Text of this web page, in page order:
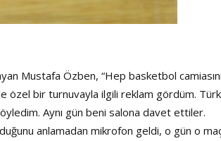
Mustafa Özben, “Hep basketbol
özel bir turnuvayla ilgili reklam gördüm.
Aynı gün beni salona davet ettiler.
anlamadan mikrofon geldi, o gün o